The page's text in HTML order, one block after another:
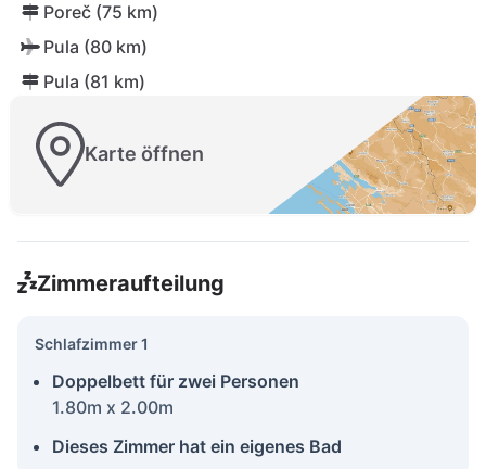
Poreč (75 km)
Pula (80 km)
Pula (81 km)
Karte öffnen
Zimmeraufteilung
Schlafzimmer 1
Doppelbett für zwei Personen
1.80m x 2.00m
Dieses Zimmer hat ein eigenes Bad